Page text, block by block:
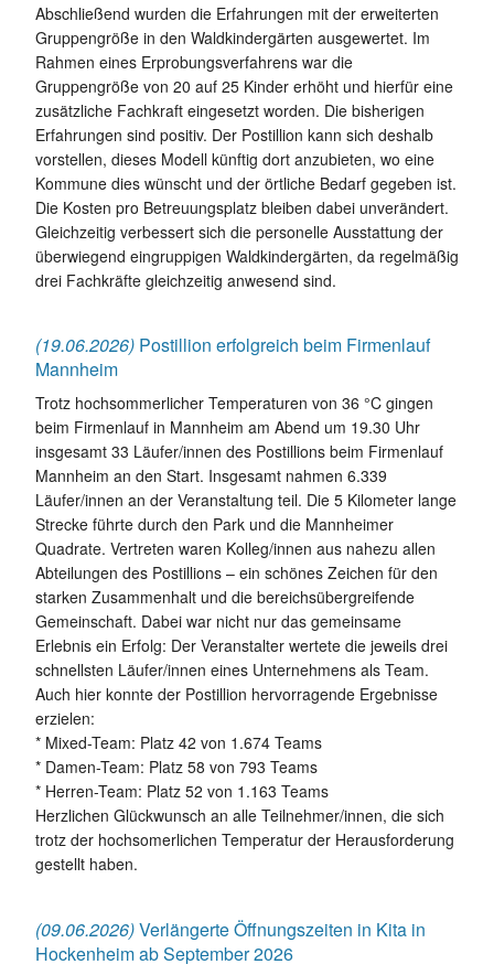
Abschließend wurden die Erfahrungen mit der erweiterten
Gruppengröße in den Waldkindergärten ausgewertet. Im
Rahmen eines Erprobungsverfahrens war die
Gruppengröße von 20 auf 25 Kinder erhöht und hierfür eine
zusätzliche Fachkraft eingesetzt worden. Die bisherigen
Erfahrungen sind positiv. Der Postillion kann sich deshalb
vorstellen, dieses Modell künftig dort anzubieten, wo eine
Kommune dies wünscht und der örtliche Bedarf gegeben ist.
Die Kosten pro Betreuungsplatz bleiben dabei unverändert.
Gleichzeitig verbessert sich die personelle Ausstattung der
überwiegend eingruppigen Waldkindergärten, da regelmäßig
drei Fachkräfte gleichzeitig anwesend sind.
(19.06.2026) Postillion erfolgreich beim Firmenlauf
Mannheim
Trotz hochsommerlicher Temperaturen von 36 °C gingen
beim Firmenlauf in Mannheim am Abend um 19.30 Uhr
insgesamt 33 Läufer/innen des Postillions beim Firmenlauf
Mannheim an den Start. Insgesamt nahmen 6.339
Läufer/innen an der Veranstaltung teil. Die 5 Kilometer lange
Strecke führte durch den Park und die Mannheimer
Quadrate. Vertreten waren Kolleg/innen aus nahezu allen
Abteilungen des Postillions – ein schönes Zeichen für den
starken Zusammenhalt und die bereichsübergreifende
Gemeinschaft. Dabei war nicht nur das gemeinsame
Erlebnis ein Erfolg: Der Veranstalter wertete die jeweils drei
schnellsten Läufer/innen eines Unternehmens als Team.
Auch hier konnte der Postillion hervorragende Ergebnisse
erzielen:
* Mixed-Team: Platz 42 von 1.674 Teams
* Damen-Team: Platz 58 von 793 Teams
* Herren-Team: Platz 52 von 1.163 Teams
Herzlichen Glückwunsch an alle Teilnehmer/innen, die sich
trotz der hochsomerlichen Temperatur der Herausforderung
gestellt haben.
(09.06.2026)Verlängerte Öffnungszeiten in Kita in
Hockenheim ab September 2026